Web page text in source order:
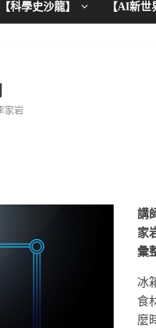
【科學史沙龍】 【AI新世
家岩
講
家
彙
冰
食
麼